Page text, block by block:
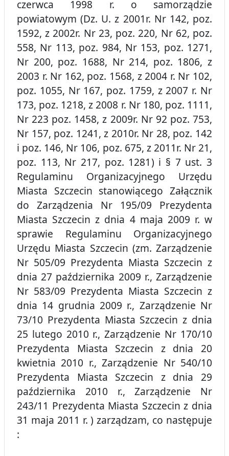
czerwca 1998 r. o samorządzie
powiatowym (Dz. U. z 2001r. Nr 142, poz.
1592, z 2002r. Nr 23, poz. 220, Nr 62, poz.
558, Nr 113, poz. 984, Nr 153, poz. 1271,
Nr 200, poz. 1688, Nr 214, poz. 1806, z
2003 r. Nr 162, poz. 1568, z 2004 r. Nr 102,
poz. 1055, Nr 167, poz. 1759, z 2007 r. Nr
173, poz. 1218, z 2008 r. Nr 180, poz. 1111,
Nr 223 poz. 1458, z 2009r. Nr 92 poz. 753,
Nr 157, poz. 1241, z 2010r. Nr 28, poz. 142
i poz. 146, Nr 106, poz. 675, z 2011r. Nr 21,
poz. 113, Nr 217, poz. 1281) i § 7 ust. 3
Regulaminu Organizacyjnego Urzędu
Miasta Szczecin stanowiącego Załącznik
do Zarządzenia Nr 195/09 Prezydenta
Miasta Szczecin z dnia 4 maja 2009 r. w
sprawie Regulaminu Organizacyjnego
Urzędu Miasta Szczecin (zm. Zarządzenie
Nr 505/09 Prezydenta Miasta Szczecin z
dnia 27 października 2009 r., Zarządzenie
Nr 583/09 Prezydenta Miasta Szczecin z
dnia 14 grudnia 2009 r., Zarządzenie Nr
73/10 Prezydenta Miasta Szczecin z dnia
25 lutego 2010 r., Zarządzenie Nr 170/10
Prezydenta Miasta Szczecin z dnia 20
kwietnia 2010 r., Zarządzenie Nr 540/10
Prezydenta Miasta Szczecin z dnia 29
października 2010 r., Zarządzenie Nr
243/11 Prezydenta Miasta Szczecin z dnia
31 maja 2011 r. ) zarządzam, co następuje
: